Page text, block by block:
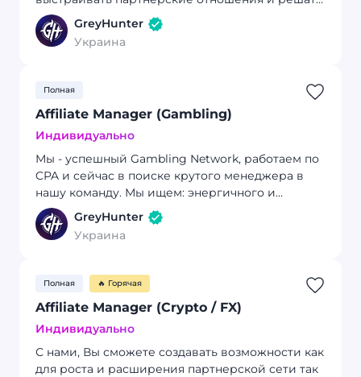
задачи в сжатые сроки.
GreyHunter
Украина
Полная
Affiliate Manager (Gambling)
Индивидуально
Мы - успешный Gambling Network, работаем по
CPA и сейчас в поиске крутого менеджера в
нашу команду. Мы ищем: энергичного и
ответственного Affiliate Manager, который
поможет нам укрепить текущие партнерские
отношения и создавать новые!
GreyHunter
Украина
Полная 🔥 Горячая
Affiliate Manager (Crypto / FX)
Индивидуально
С нами, Вы сможете создавать возможности как
для роста и расширения партнерской сети так